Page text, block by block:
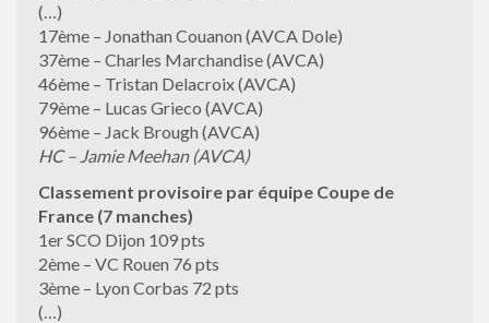
(…)
17ème – Jonathan Couanon (AVCA Dole)
37ème – Charles Marchandise (AVCA)
46ème – Tristan Delacroix (AVCA)
79ème – Lucas Grieco (AVCA)
96ème – Jack Brough (AVCA)
HC – Jamie Meehan (AVCA)
Classement provisoire par équipe Coupe de
France (7 manches)
1er SCO Dijon 109 pts
2ème – VC Rouen 76 pts
3ème – Lyon Corbas 72 pts
(…)